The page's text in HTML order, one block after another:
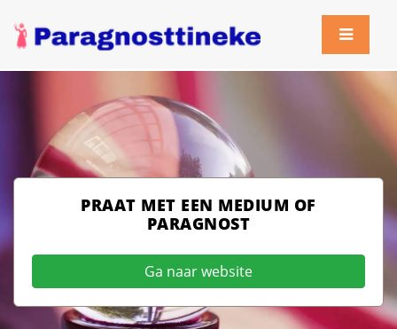
PRAAT MET EEN MEDIUM OF
PARAGNOST
Ga naar website